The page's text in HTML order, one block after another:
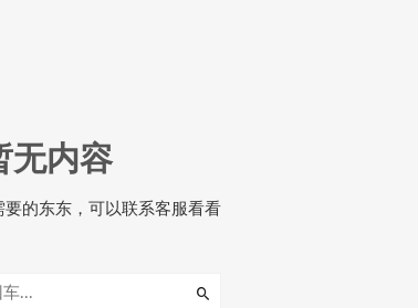
无内容
要的东东，可以联系客服看看